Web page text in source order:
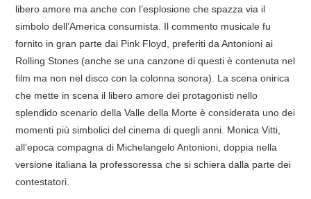
libero amore ma anche con l’esplosione che spazza via il
simbolo dell’America consumista. Il commento musicale fu
fornito in gran parte dai Pink Floyd, preferiti da Antonioni ai
Rolling Stones (anche se una canzone di questi è contenuta nel
film ma non nel disco con la colonna sonora). La scena onirica
che mette in scena il libero amore dei protagonisti nello
splendido scenario della Valle della Morte è considerata uno dei
momenti più simbolici del cinema di quegli anni. Monica Vitti,
all’epoca compagna di Michelangelo Antonioni, doppia nella
versione italiana la professoressa che si schiera dalla parte dei
contestatori.